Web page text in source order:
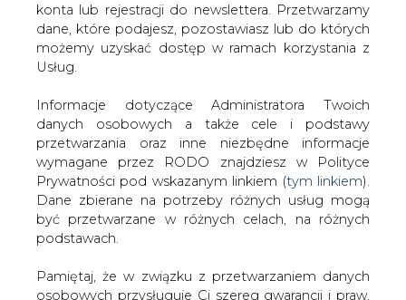
konta lub rejestracji do newslettera. Przetwarzamy
dane, które podajesz, pozostawiasz lub do których
możemy uzyskać dostęp w ramach korzystania z
Usług.
Informacje dotyczące Administratora Twoich
danych osobowych a także cele i podstawy
przetwarzania oraz inne niezbędne informacje
wymagane przez RODO znajdziesz w Polityce
Prywatności pod wskazanym linkiem (tym linkiem).
Dane zbierane na potrzeby różnych usług mogą
być przetwarzane w różnych celach, na różnych
podstawach.
Pamiętaj, że w związku z przetwarzaniem danych
osobowych przysługuje Ci szereg gwarancji i praw,
Strona główna
SERWIS INFORMACYJNY CIRE
/ MOL ostrzega mimo poprawy
2002-11-18 00:00
skomentuj
udostępnij:
MOL ostrzega mimo poprawy